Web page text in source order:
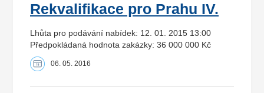
Rekvalifikace pro Prahu IV.
Lhůta pro podávání nabídek: 12. 01. 2015 13:00
Předpokládaná hodnota zakázky: 36 000 000 Kč
06. 05. 2016